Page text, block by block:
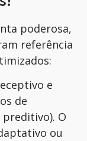
poderosa,
referência
e
de
O
ou